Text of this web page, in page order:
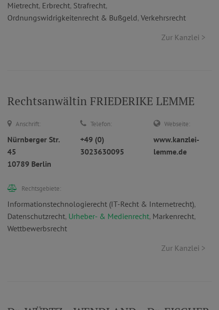
Mietrecht, Erbrecht, Strafrecht,
Ordnungswidrigkeitenrecht & Bußgeld, Verkehrsrecht
Zur Kanzlei >
Rechtsanwältin FRIEDERIKE LEMME
Anschrift:
Nürnberger Str.
45
10789 Berlin
Telefon:
+49 (0)
3023630095
Webseite:
www.kanzlei-
lemme.de
Rechtsgebiete:
Informationstechnologierecht (IT-Recht & Internetrecht),
Datenschutzrecht, Urheber- & Medienrecht, Markenrecht,
Wettbewerbsrecht
Zur Kanzlei >